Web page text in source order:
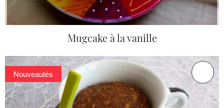
Mugcake à la vanille
Nouveautés